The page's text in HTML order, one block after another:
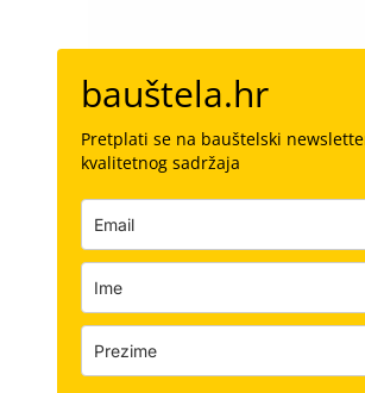
bauštela.hr
Pretplati se na bauštelski
kvalitetnog sadržaja